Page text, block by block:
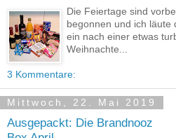
Die Feiertage sind
begonnen und ich läute
ein nach einer etwas
Weihnachte...
3 Kommentare:
Mittwoch, 22. Mai 2019
Ausgepackt: Die Brandnooz